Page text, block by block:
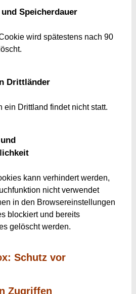
Speicherdauer
wird spätestens nach 90
Drittländer
ein Drittland findet nicht statt.
kann verhindert werden,
nicht verwendet
in den Browsereinstellungen
blockiert und bereits
gelöscht werden.
Schutz vor
Zugriffen